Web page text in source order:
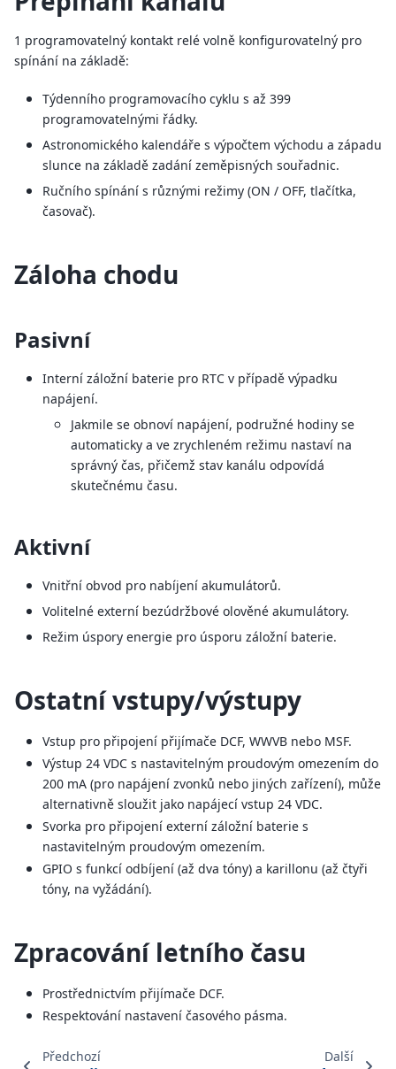
1 programovatelný kontakt relé volně konfigurovatelný pro
spínání na základě:
Týdenního programovacího cyklu s až 399
programovatelnými řádky.
Astronomického kalendáře s výpočtem východu a západu
slunce na základě zadání zeměpisných souřadnic.
Ručního spínání s různými režimy (ON / OFF, tlačítka,
časovač).
Záloha chodu
Pasivní
Interní záložní baterie pro RTC v případě výpadku
napájení.
Jakmile se obnoví napájení, podružné hodiny se
automaticky a ve zrychleném režimu nastaví na
správný čas, přičemž stav kanálu odpovídá
skutečnému času.
Aktivní
Vnitřní obvod pro nabíjení akumulátorů.
Volitelné externí bezúdržbové olověné akumulátory.
Režim úspory energie pro úsporu záložní baterie.
Ostatní vstupy/výstupy
Vstup pro připojení přijímače DCF, WWVB nebo MSF.
Výstup 24 VDC s nastavitelným proudovým omezením do
200 mA (pro napájení zvonků nebo jiných zařízení), může
alternativně sloužit jako napájecí vstup 24 VDC.
Svorka pro připojení externí záložní baterie s
nastavitelným proudovým omezením.
GPIO s funkcí odbíjení (až dva tóny) a karillonu (až čtyři
tóny, na vyžádání).
Zpracování letního času
Prostřednictvím přijímače DCF.
Respektování nastavení časového pásma.
Předchozí Další